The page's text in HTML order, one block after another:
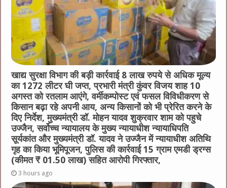
खाद्य सुरक्षा विभाग की बड़ी कार्रवाई 8 लाख रुपये से अधिक मूल्य
का 1272 लीटर घी जप्त, प्रभारी मंत्री कुंवर विजय शाह 10
अगस्त को रतलाम आएंगे, वर्मीकम्पोस्ट एवं फसल विविधीकरण से
किसान बढ़ा रहे अपनी आय, अन्य किसानों को भी प्रेरित करने के
दिए निर्देश, मुख्यमंत्री डॉ. मोहन यादव शुक्रवार शाम को पहुचे
उज्जैन, सर्वोच्च न्यायालय के मुख्‍य न्‍यायाधीश न्यायाधिपति
सूर्यकांत और मुख्यमंत्री डॉ. यादव ने उज्जैन में न्यायाधीश अतिथि
गृह का किया भूमिपूजन, पुलिस की कार्रवाई 15 ग्राम एमडी ड्रग्स
(कीमत ₹ 01.50 लाख) सहित आरोपी गिरफ्तार,
3 hours ago